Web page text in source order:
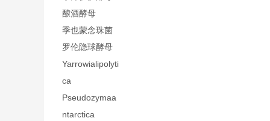
酿酒酵母
季也蒙念珠菌
罗伦隐球酵母
Yarrowialipolyti
ca
Pseudozymaa
ntarctica